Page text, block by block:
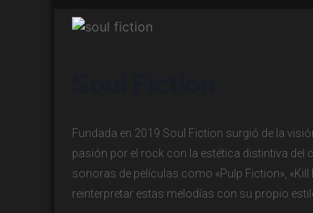
Fundada en 2019 Soul Fiction surgió de la
pasión por el rock con la estética distintiva
sonoras de películas como «Pulp Fiction»,
reinterpretar estas melodías con su propio